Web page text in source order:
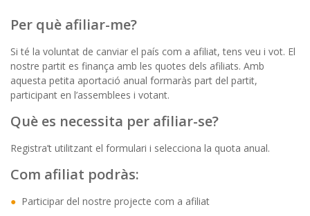
Per què afiliar-me?
Si té la voluntat de canviar el país com a afiliat, tens veu i vot. El
nostre partit es finança amb les quotes dels afiliats. Amb
aquesta petita aportació anual formaràs part del partit,
participant en l’assemblees i votant.
Què es necessita per afiliar-se?
Registra’t utilitzant el formulari i selecciona la quota anual.
Com afiliat podràs:
Participar del nostre projecte com a afiliat